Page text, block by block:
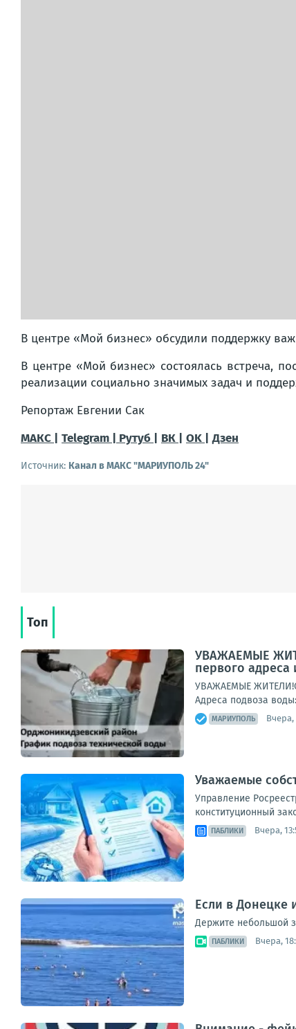
В центре «Мой бизнес» обсудили поддержку
В центре «Мой бизнес» состоялась встреча,
реализации социально значимых задач и
Репортаж Евгении Сак
МАКС |
Telegram | Рутуб | ВК | OK | Дзен
Источник: Канал в МАКС "МАРИУПОЛЬ 24"
Топ
УВАЖАЕМЫЕ
первого адреса
УВАЖАЕМЫЕ
Адреса подвоза
МАРИУПОЛЬ Вчера,
Уважаемые
Управление
конституционный
ПАБЛИКИ Вчера,
Если в Донецке
Держите небольшой
ПАБЛИКИ Вчера,